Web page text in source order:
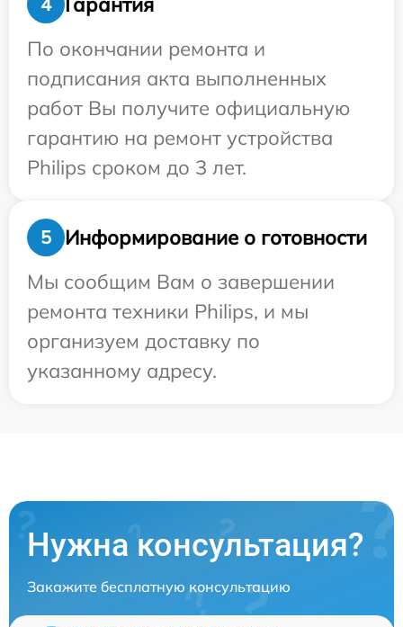
По окончании ремонта и
подписания акта выполненных
работ Вы получите официальную
гарантию на ремонт устройства
Philips сроком до 3 лет.
5
Информирование о готовности
Мы сообщим Вам о завершении
ремонта техники Philips, и мы
организуем доставку по
указанному адресу.
Нужна консультация?
Закажите бесплатную консультацию